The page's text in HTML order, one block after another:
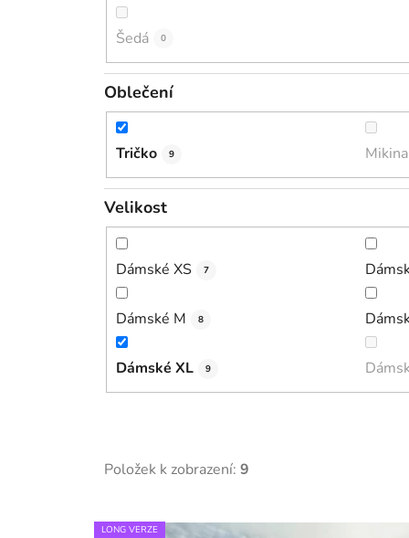
Šedá 0
Oblečení
Tričko 9 Mikina
Velikost
Dámské XS 7
Dámské M 8
Dámské XL 9
Položek k zobrazení: 9
VLONG VERZE